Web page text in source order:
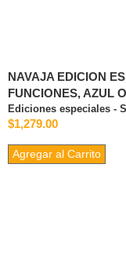
NAVAJA EDICION
FUNCIONES, AZUL
Ediciones especiales -
$1,279.00
Agregar al Carrito